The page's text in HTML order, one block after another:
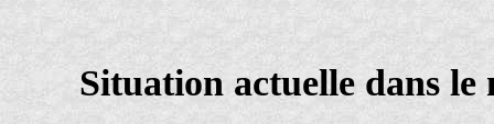
Situation actuelle dans le